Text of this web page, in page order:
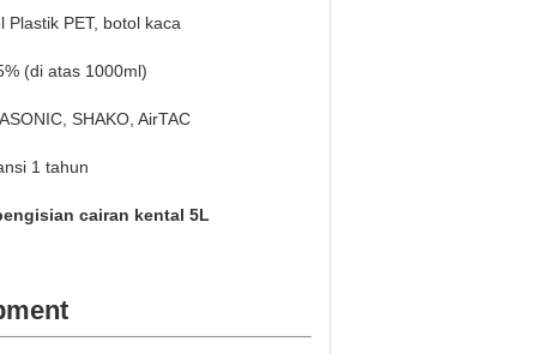
Plastik PET, botol kaca
(di atas 1000ml)
SHAKO, AirTAC
1 tahun
cairan kental 5L